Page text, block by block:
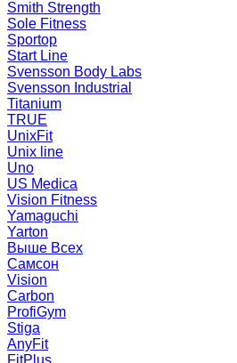
Smith Strength
Sole Fitness
Sportop
Start Line
Svensson Body Labs
Svensson Industrial
Titanium
TRUE
UnixFit
Unix line
Uno
US Medica
Vision Fitness
Yamaguchi
Yarton
Выше Всех
Самсон
Vision
Carbon
ProfiGym
Stiga
AnyFit
FitPlus